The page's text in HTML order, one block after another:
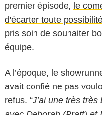
premier épisode, le
d'écarter toute
pris soin de souhaiter
équipe.
A l’époque, le
avait confié ne pas
refus. “J’ai une très très